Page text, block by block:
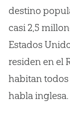
destino
casi 2,5
Estados
residen en el
habitan
habla inglesa.